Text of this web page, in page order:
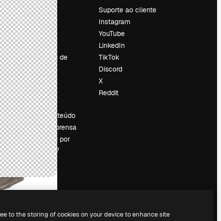
Preços
Sobre nós
Reviews
Emprego
Tendências de
pesquisa
Blog
Eventos
Slidesgo
Vender conteúdo
Sala de imprensa
Procurando por
magnific.ai?
Suporte ao cliente
Instagram
YouTube
LinkedIn
TikTok
Discord
X
Reddit
to the storing of cookies on your device to enhance site